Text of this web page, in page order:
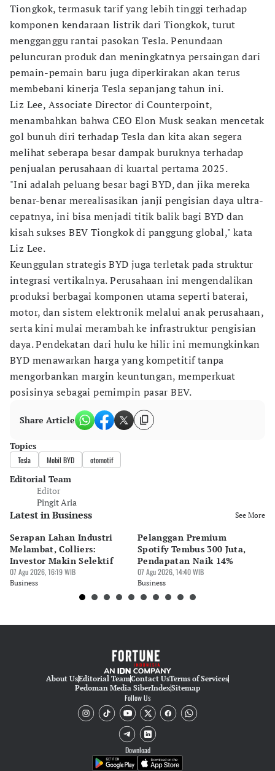
Tiongkok, termasuk tarif yang lebih tinggi terhadap
komponen kendaraan listrik dari Tiongkok, turut
mengganggu rantai pasokan Tesla. Penundaan
peluncuran produk dan meningkatnya persaingan dari
pemain-pemain baru juga diperkirakan akan terus
membebani kinerja Tesla sepanjang tahun ini.
Liz Lee, Associate Director di Counterpoint,
menambahkan bahwa CEO Elon Musk seakan mencetak
gol bunuh diri terhadap Tesla dan kita akan segera
melihat seberapa besar dampak buruknya terhadap
penjualan perusahaan di kuartal pertama 2025.
"Ini adalah peluang besar bagi BYD, dan jika mereka
benar-benar merealisasikan janji pengisian daya ultra-
cepatnya, ini bisa menjadi titik balik bagi BYD dan
kisah sukses BEV Tiongkok di panggung global," kata
Liz Lee.
Keunggulan strategis BYD juga terletak pada struktur
integrasi vertikalnya. Perusahaan ini mengendalikan
produksi berbagai komponen utama seperti baterai,
motor, dan sistem elektronik melalui anak perusahaan,
serta kini mulai merambah ke infrastruktur pengisian
daya. Pendekatan dari hulu ke hilir ini memungkinkan
BYD menawarkan harga yang kompetitif tanpa
mengorbankan margin keuntungan, memperkuat
posisinya sebagai pemimpin pasar BEV.
Share Article
Topics
Tesla Mobil BYD otomotif
Editorial Team
Editor
Pingit Aria
Latest in Business See More
Serapan Lahan Industri
Melambat, Colliers:
Investor Makin Selektif
07 Agu 2026, 16:19 WIB
Business
Pelanggan Premium
Spotify Tembus 300 Juta,
Pendapatan Naik 14%
07 Agu 2026, 14:40 WIB
Business
About UsEditorial TeamContact UsTerms of Services
Pedoman Media SiberIndexSitemap
Follow Us
Download